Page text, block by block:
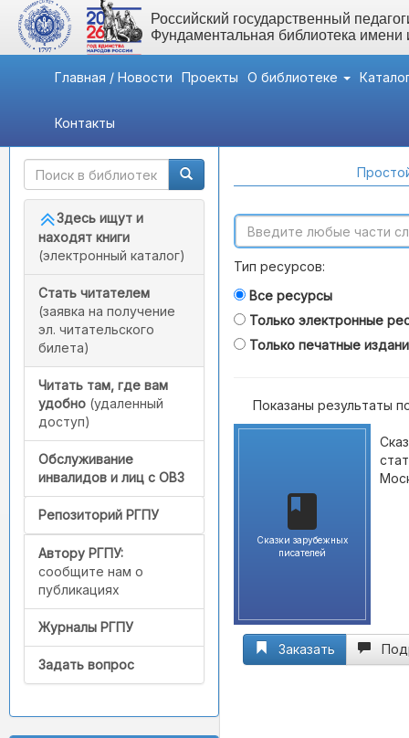
Российский государственный
Фундаментальная библиотека
Главная / Новости Проекты О библиотеке
Контакты
Быстрый доступ
Здесь ищут и
находят книги
(электронный каталог)
Стать читателем
(заявка на получение
эл. читательского
билета)
Читать там, где вам
удобно (удаленный
доступ)
Обслуживание
инвалидов и лиц с ОВЗ
Репозиторий РГПУ
Автору РГПУ:
сообщите нам о
публикациях
Журналы РГПУ
Задать вопрос
Тип ресурсов:
Все ресурсы
Только электронные
Только печатные
Показаны результаты
Сказки зарубежных
писателей
Заказать